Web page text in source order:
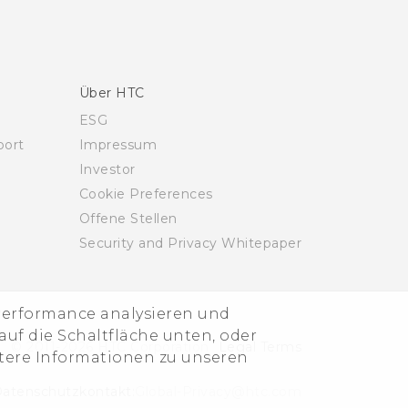
analysieren und
die Schaltfläche unten, oder
Informationen zu unseren
Über HTC
ESG
Impressum
Investor
Cookie Preferences
Offene Stellen
Security and Privacy Whitepaper